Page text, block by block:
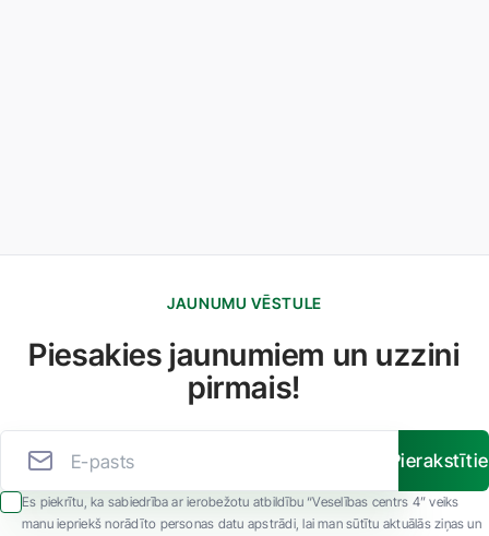
JAUNUMU VĒSTULE
Piesakies jaunumiem un uzzini
pirmais!
Es piekrītu, ka sabiedrība ar ierobežotu atbildību “Veselības centrs 4” veiks
manu iepriekš norādīto personas datu apstrādi, lai man sūtītu aktuālās ziņas un